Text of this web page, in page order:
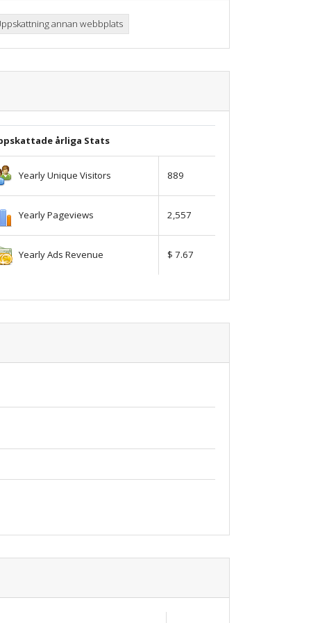
annan webbplats
årliga Stats
Yearly Unique Visitors 889
Yearly Pageviews 2,557
Yearly Ads Revenue $ 7.67